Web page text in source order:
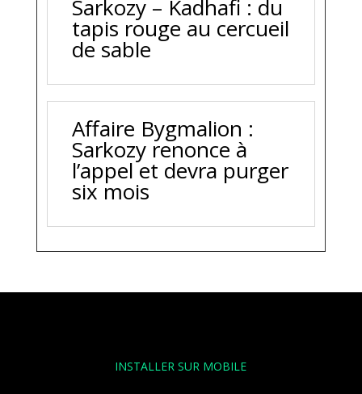
Sarkozy – Kadhafi : du
tapis rouge au cercueil
de sable
Affaire Bygmalion :
Sarkozy renonce à
l’appel et devra purger
six mois
INSTALLER SUR MOBILE